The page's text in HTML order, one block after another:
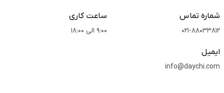
شماره تماس
021-88033812
ساعت کاری
9:00 الی 18:00
ایمیل
info@daychi.com